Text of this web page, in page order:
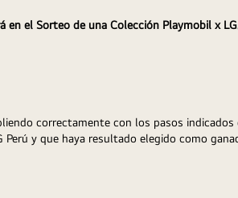
el Sorteo de una Colección Playmobil x
correctamente con los pasos
en las redes sociales oficiales de LG Perú y que haya resultado elegido